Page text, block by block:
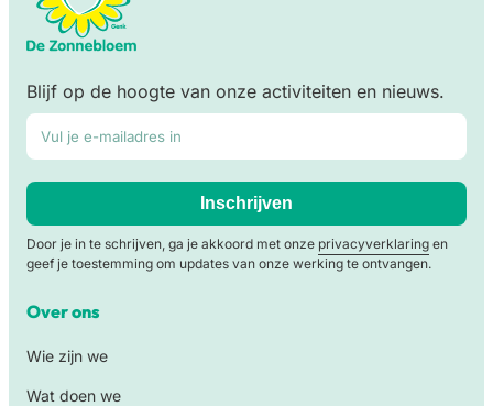
Blijf op de hoogte van onze activiteiten en nieuws.
E-mailadres*
Inschrijven
Door je in te schrijven, ga je akkoord met onze privacyverklaring en
geef je toestemming om updates van onze werking te ontvangen.
Over ons
Wie zijn we
Wat doen we